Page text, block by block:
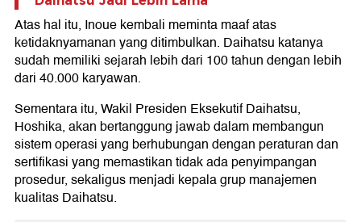
Atas hal itu, Inoue kembali meminta maaf atas
ketidaknyamanan yang ditimbulkan. Daihatsu katanya
sudah memiliki sejarah lebih dari 100 tahun dengan lebih
dari 40.000 karyawan.
Sementara itu, Wakil Presiden Eksekutif Daihatsu,
Hoshika, akan bertanggung jawab dalam membangun
sistem operasi yang berhubungan dengan peraturan dan
sertifikasi yang memastikan tidak ada penyimpangan
prosedur, sekaligus menjadi kepala grup manajemen
kualitas Daihatsu.